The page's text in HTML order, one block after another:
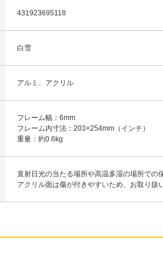
431923695118
白雪
アルミ、アクリル
フレーム幅：6mm
フレーム内寸法：203×254mm（インチ）
重量：約0.6kg
直射日光の当たる場所や高温多湿の場所での
アクリル面は傷が付きやすいため、お取り扱